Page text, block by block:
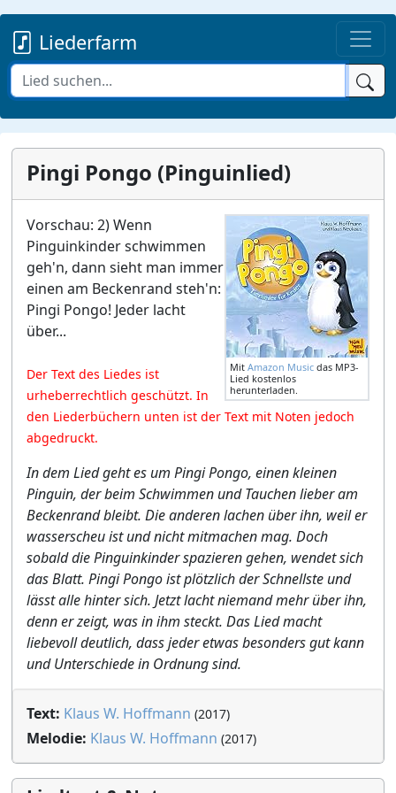
Liederfarm
Pingi Pongo (Pinguinlied)
Mit Amazon Music das MP3-
Lied kostenlos
herunterladen.
Vorschau: 2) Wenn
Pinguinkinder schwimmen
geh'n, dann sieht man immer
einen am Beckenrand steh'n:
Pingi Pongo! Jeder lacht
über...
Der Text des Liedes ist
urheberrechtlich geschützt. In
den Liederbüchern unten ist der Text mit Noten jedoch
abgedruckt.
In dem Lied geht es um Pingi Pongo, einen kleinen
Pinguin, der beim Schwimmen und Tauchen lieber am
Beckenrand bleibt. Die anderen lachen über ihn, weil er
wasserscheu ist und nicht mitmachen mag. Doch
sobald die Pinguinkinder spazieren gehen, wendet sich
das Blatt. Pingi Pongo ist plötzlich der Schnellste und
lässt alle hinter sich. Jetzt lacht niemand mehr über ihn,
denn er zeigt, was in ihm steckt. Das Lied macht
liebevoll deutlich, dass jeder etwas besonders gut kann
und Unterschiede in Ordnung sind.
Text: Klaus W. Hoffmann (2017)
Melodie: Klaus W. Hoffmann (2017)